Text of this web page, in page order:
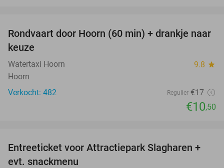
38%
Rondvaart door Hoorn (60 min) + drankje naar
keuze
Watertaxi Hoorn 9.8 star
Hoorn
Verkocht: 482
Regulier €17
€10,50
41%
Entreeticket voor Attractiepark Slagharen +
evt. snackmenu